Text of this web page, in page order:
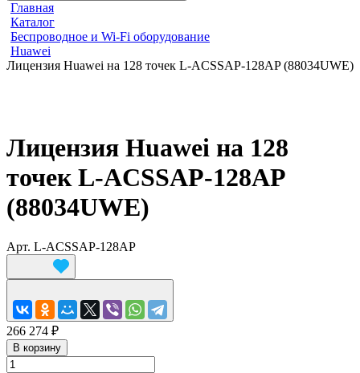
Главная
Каталог
Беспроводное и Wi-Fi оборудование
Huawei
Лицензия Huawei на 128 точек L-ACSSAP-128AP (88034UWE)
Лицензия Huawei на 128
точек L-ACSSAP-128AP
(88034UWE)
Арт. L-ACSSAP-128AP
266 274 ₽
В корзину